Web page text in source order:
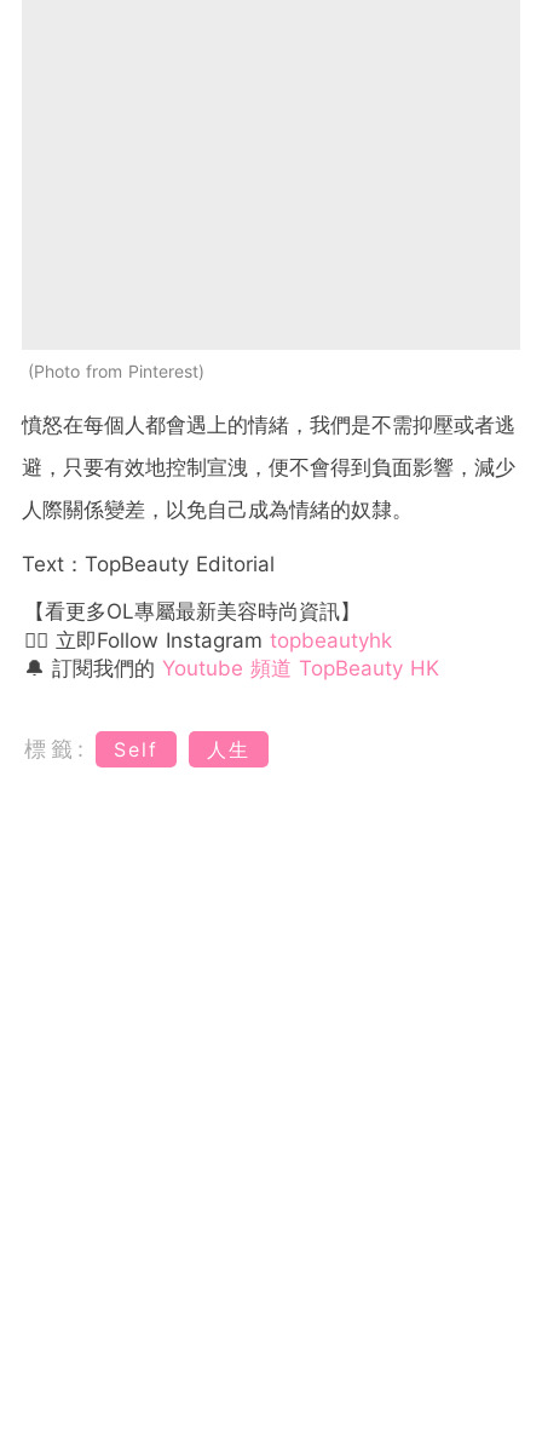
Photo from Pinterest
憤怒在每個人都會遇上的情緒，我們是不需抑壓或者逃
避，只要有效地控制宣洩，便不會得到負面影響，減少
人際關係變差，以免自己成為情緒的奴隸。
Text：TopBeauty Editorial
【看更多OL專屬最新美容時尚資訊】
👉🏻 立即Follow Instagram topbeautyhk
🔔 訂閱我們的 Youtube 頻道 TopBeauty HK
標籤: Self 人生